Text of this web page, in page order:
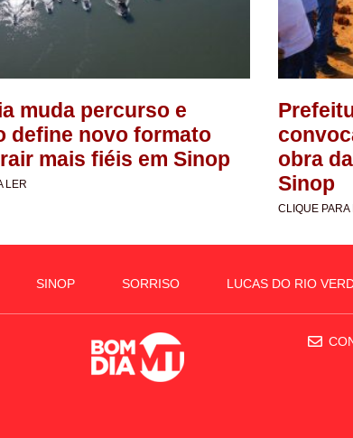
muda percurso e
define novo formato
mais fiéis em Sinop
LER
obra
Sinop
CLIQUE PARA
SINOP SORRISO LUCAS DO RIO